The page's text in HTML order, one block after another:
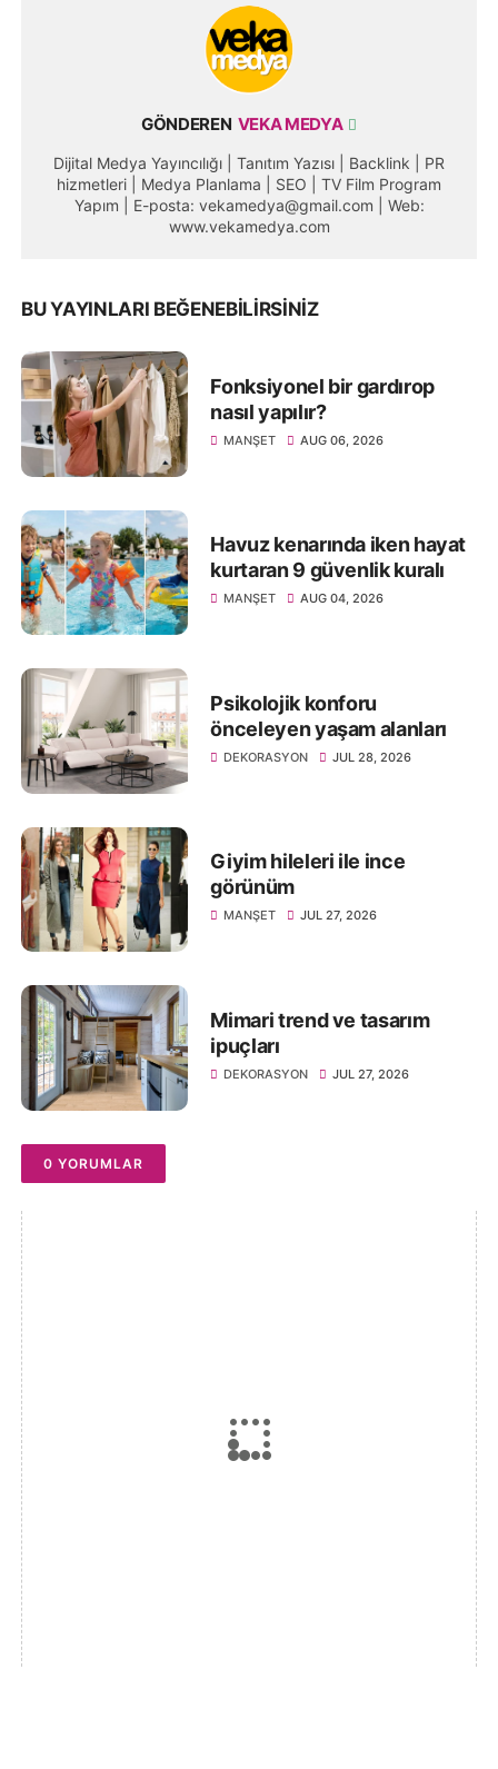
GÖNDEREN VEKA MEDYA
Dijital Medya Yayıncılığı | Tanıtım Yazısı | Backlink | PR
hizmetleri | Medya Planlama | SEO | TV Film Program
Yapım | E-posta: vekamedya@gmail.com | Web:
www.vekamedya.com
BU YAYINLARI BEĞENEBILIRSINIZ
Fonksiyonel bir gardırop
nasıl yapılır?
MANŞET AUG 06, 2026
Havuz kenarında iken hayat
kurtaran 9 güvenlik kuralı
MANŞET AUG 04, 2026
Psikolojik konforu
önceleyen yaşam alanları
DEKORASYON JUL 28, 2026
Giyim hileleri ile ince
görünüm
MANŞET JUL 27, 2026
Mimari trend ve tasarım
ipuçları
DEKORASYON JUL 27, 2026
0 YORUMLAR